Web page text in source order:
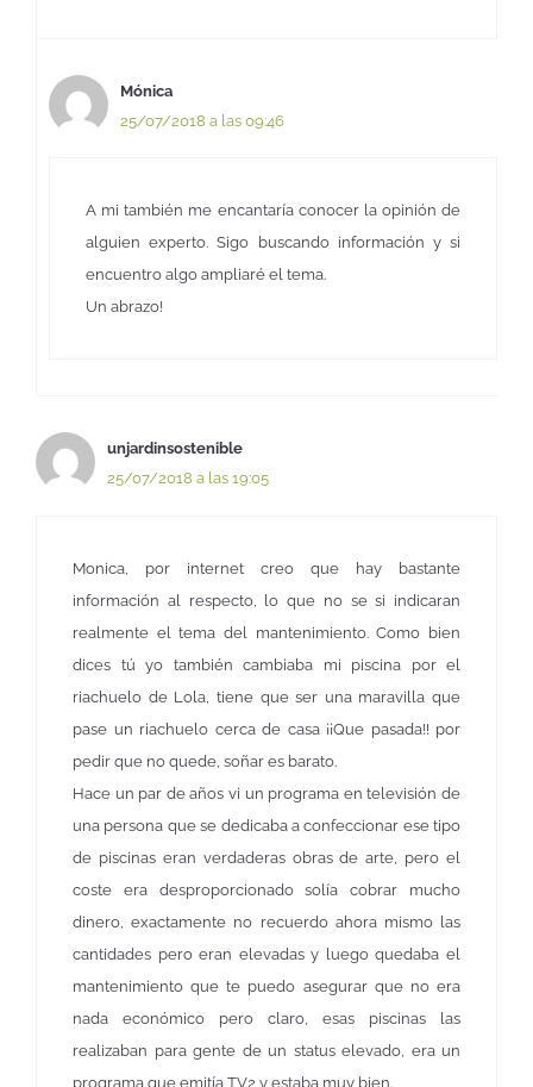
Mónica
25/07/2018 a las 09:46
A mi también me encantaría conocer la opinión de
alguien experto. Sigo buscando información y si
encuentro algo ampliaré el tema.
Un abrazo!
unjardinsostenible
25/07/2018 a las 19:05
Monica, por internet creo que hay bastante
información al respecto, lo que no se si indicaran
realmente el tema del mantenimiento. Como bien
dices tú yo también cambiaba mi piscina por el
riachuelo de Lola, tiene que ser una maravilla que
pase un riachuelo cerca de casa ¡¡Que pasada!! por
pedir que no quede, soñar es barato.
Hace un par de años vi un programa en televisión de
una persona que se dedicaba a confeccionar ese tipo
de piscinas eran verdaderas obras de arte, pero el
coste era desproporcionado solía cobrar mucho
dinero, exactamente no recuerdo ahora mismo las
cantidades pero eran elevadas y luego quedaba el
mantenimiento que te puedo asegurar que no era
nada económico pero claro, esas piscinas las
realizaban para gente de un status elevado, era un
programa que emitía TV2 y estaba muy bien.